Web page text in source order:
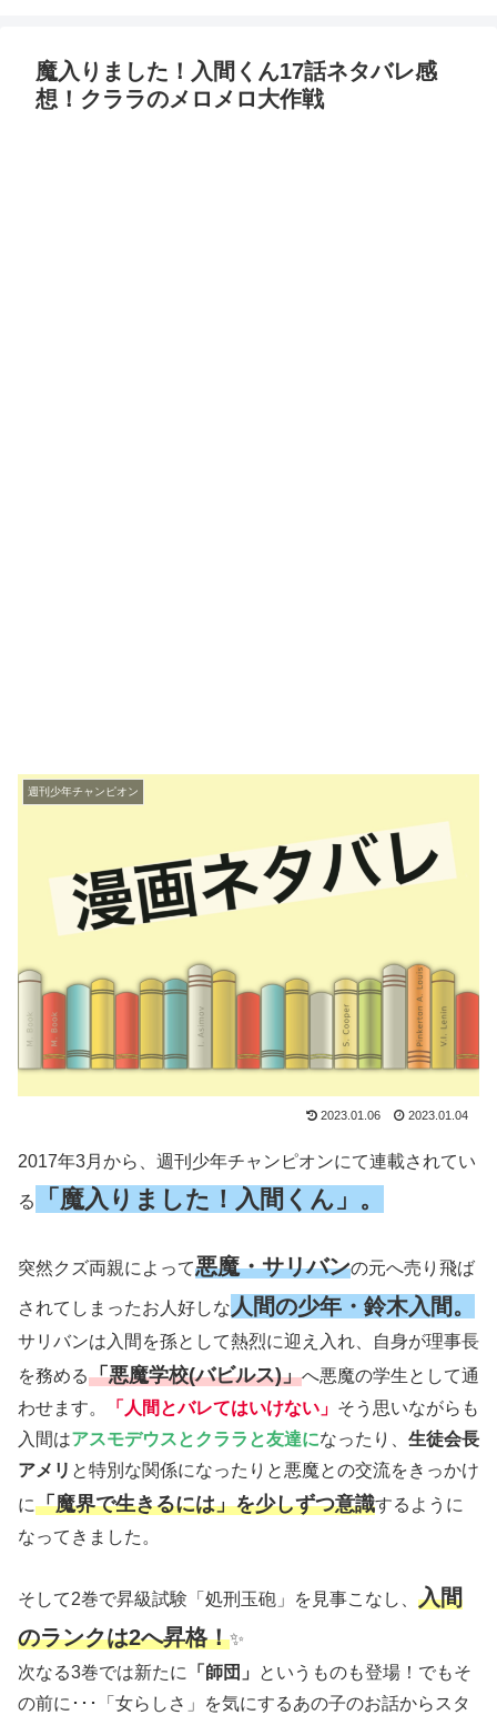
魔入りました！入間くん17話ネタバレ感
想！クララのメロメロ大作戦
週刊少年チャンピオン
2023.01.06 2023.01.04
2017年3月から、週刊少年チャンピオンにて連載されてい
る 「魔入りました！入間くん」。
突然クズ両親によって悪魔・サリバンの元へ売り飛ば
されてしまったお人好しな 人間の少年・鈴木入間。
サリバンは入間を孫として熱烈に迎え入れ、自身が理事長
を務める「悪魔学校(バビルス)」へ悪魔の学生として通
わせます。
「人間とバレてはいけない」 そう思いながらも
入間はアスモデウスとクララと友達になったり、 生徒会長
アメリ と特別な関係になったりと悪魔との交流をきっかけ
に「魔界で生きるには」を少しずつ意識するように
なってきました。
そして2巻で昇級試験「処刑玉砲」を見事こなし、 入間
のランクは2へ昇格！✨
次なる3巻では新たに
「師団」
というものも登場！でもそ
の前に･･･「女らしさ」を気にするあの子のお話からスタ